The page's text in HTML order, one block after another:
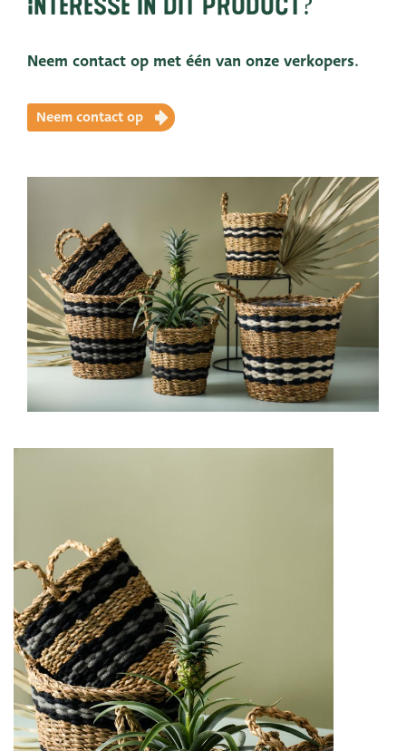
Interesse in dit product?
Neem contact op met één van onze verkopers.
Neem contact op